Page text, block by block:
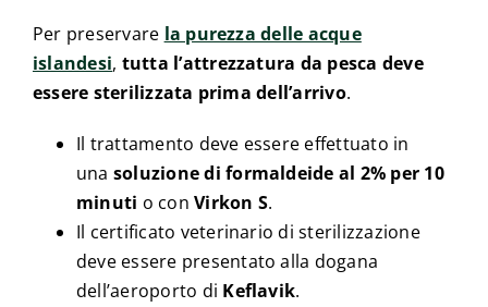
Per preservare la purezza delle acque
islandesi, tutta l’attrezzatura da pesca deve
essere sterilizzata prima dell’arrivo.
Il trattamento deve essere effettuato in
una soluzione di formaldeide al 2% per 10
minuti o conVirkon S.
Il certificato veterinario di sterilizzazione
deve essere presentato alla dogana
dell’aeroporto di Keflavik.